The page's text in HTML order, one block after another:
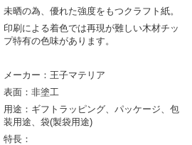
未晒の為、優れた強度をもつクラフト紙。
印刷による着色では再現が難しい木材チッ
プ特有の色味があります。
メーカー：王子マテリア
表面：非塗工
用途：ギフトラッピング、パッケージ、包
装用途、袋(製袋用途)
特長：